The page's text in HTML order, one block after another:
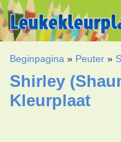
Beginpagina » Peuter »
Shirley
Kleurplaat